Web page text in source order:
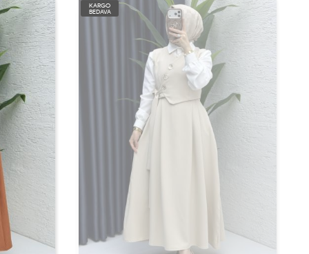
KARGO
BEDAVA